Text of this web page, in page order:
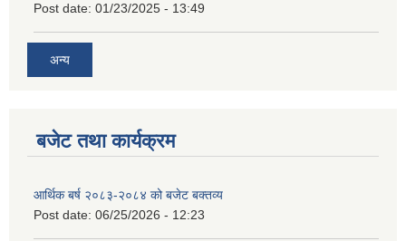
Post date: 01/23/2025 - 13:49
अन्य
बजेट तथा कार्यक्रम
आर्थिक बर्ष २०८३-२०८४ को बजेट बक्तव्य
Post date: 06/25/2026 - 12:23